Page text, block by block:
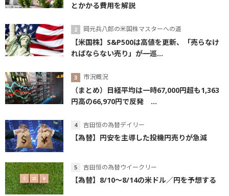
とかかる費用を解説
岡元兵八郎の米国株マスターへの道
【米国株】S&P500は高値を更新、「売らなけ
ればならない売り」が一巡...
市況概況
（まとめ）日経平均は一時67,000円超も1,363
円高の66,970円で反発 ...
吉田恒の為替デイリー
【為替】円安を主導した投機円売りが急減
吉田恒の為替ウイークリー
【為替】8/10～8/14の米ドル／円を予想する